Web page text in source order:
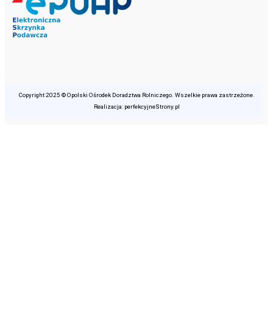
Copyright 2025 © Opolski Ośrodek Doradztwa Rolniczego. Wszelkie prawa zastrzeżone.
Realizacja: perfekcyjneStrony.pl